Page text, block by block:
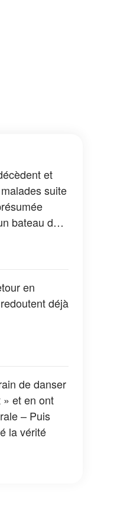
et
suite
bateau de
en
déjà
de danser
et en ont
– Puis
la vérité